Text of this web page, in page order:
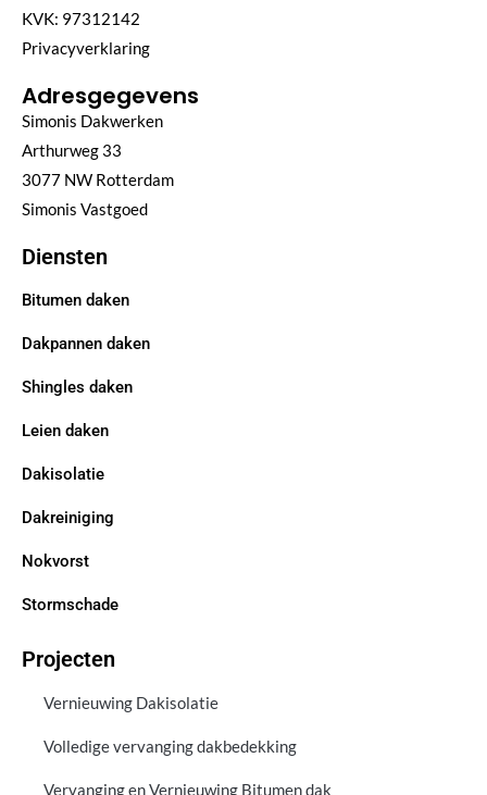
KVK: 97312142
Privacyverklaring
Adresgegevens
Simonis Dakwerken
Arthurweg 33
3077 NW Rotterdam
Simonis Vastgoed
Diensten
Bitumen daken
Dakpannen daken
Shingles daken
Leien daken
Dakisolatie
Dakreiniging
Nokvorst
Stormschade
Projecten
Vernieuwing Dakisolatie
Volledige vervanging dakbedekking
Vervanging en Vernieuwing Bitumen dak